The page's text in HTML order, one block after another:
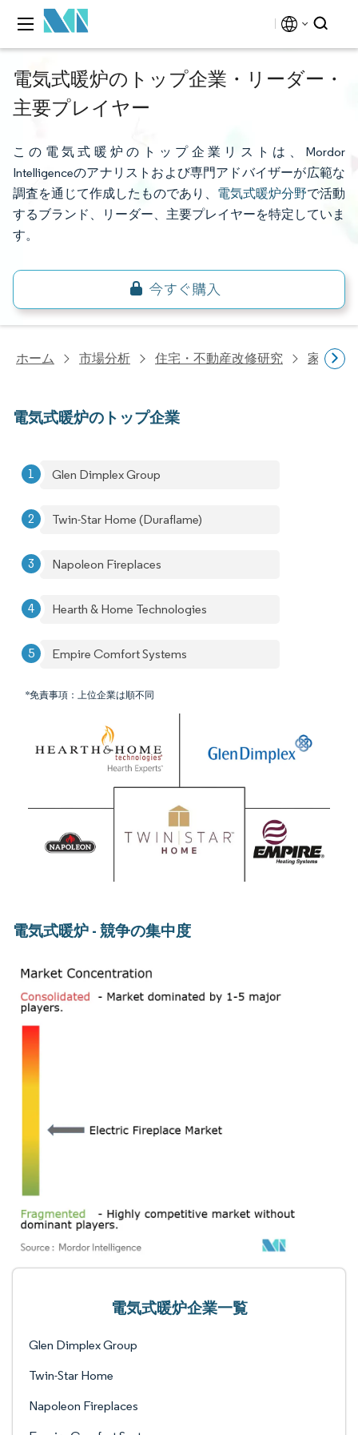
電気式暖炉のトップ企業・リーダー・
主要プレイヤー
この電気式暖炉のトップ企業リストは、Mordor
Intelligenceのアナリストおよび専門アドバイザーが広範な
調査を通じて作成したものであり、 電気式暖炉分野で活動
するブランド、リーダー、主要プレイヤーを特定していま
す。
ホーム 市場分析 住宅・不動産改修研究 家電研究
電気式暖炉のトップ企業
Glen Dimplex Group
Twin-Star Home (Duraflame)
Napoleon Fireplaces
Hearth & Home Technologies
Empire Comfort Systems
*免責事項：上位企業は順不同
電気式暖炉 - 競争の集中度
電気式暖炉企業一覧
Glen Dimplex Group
Twin-Star Home
Napoleon Fireplaces